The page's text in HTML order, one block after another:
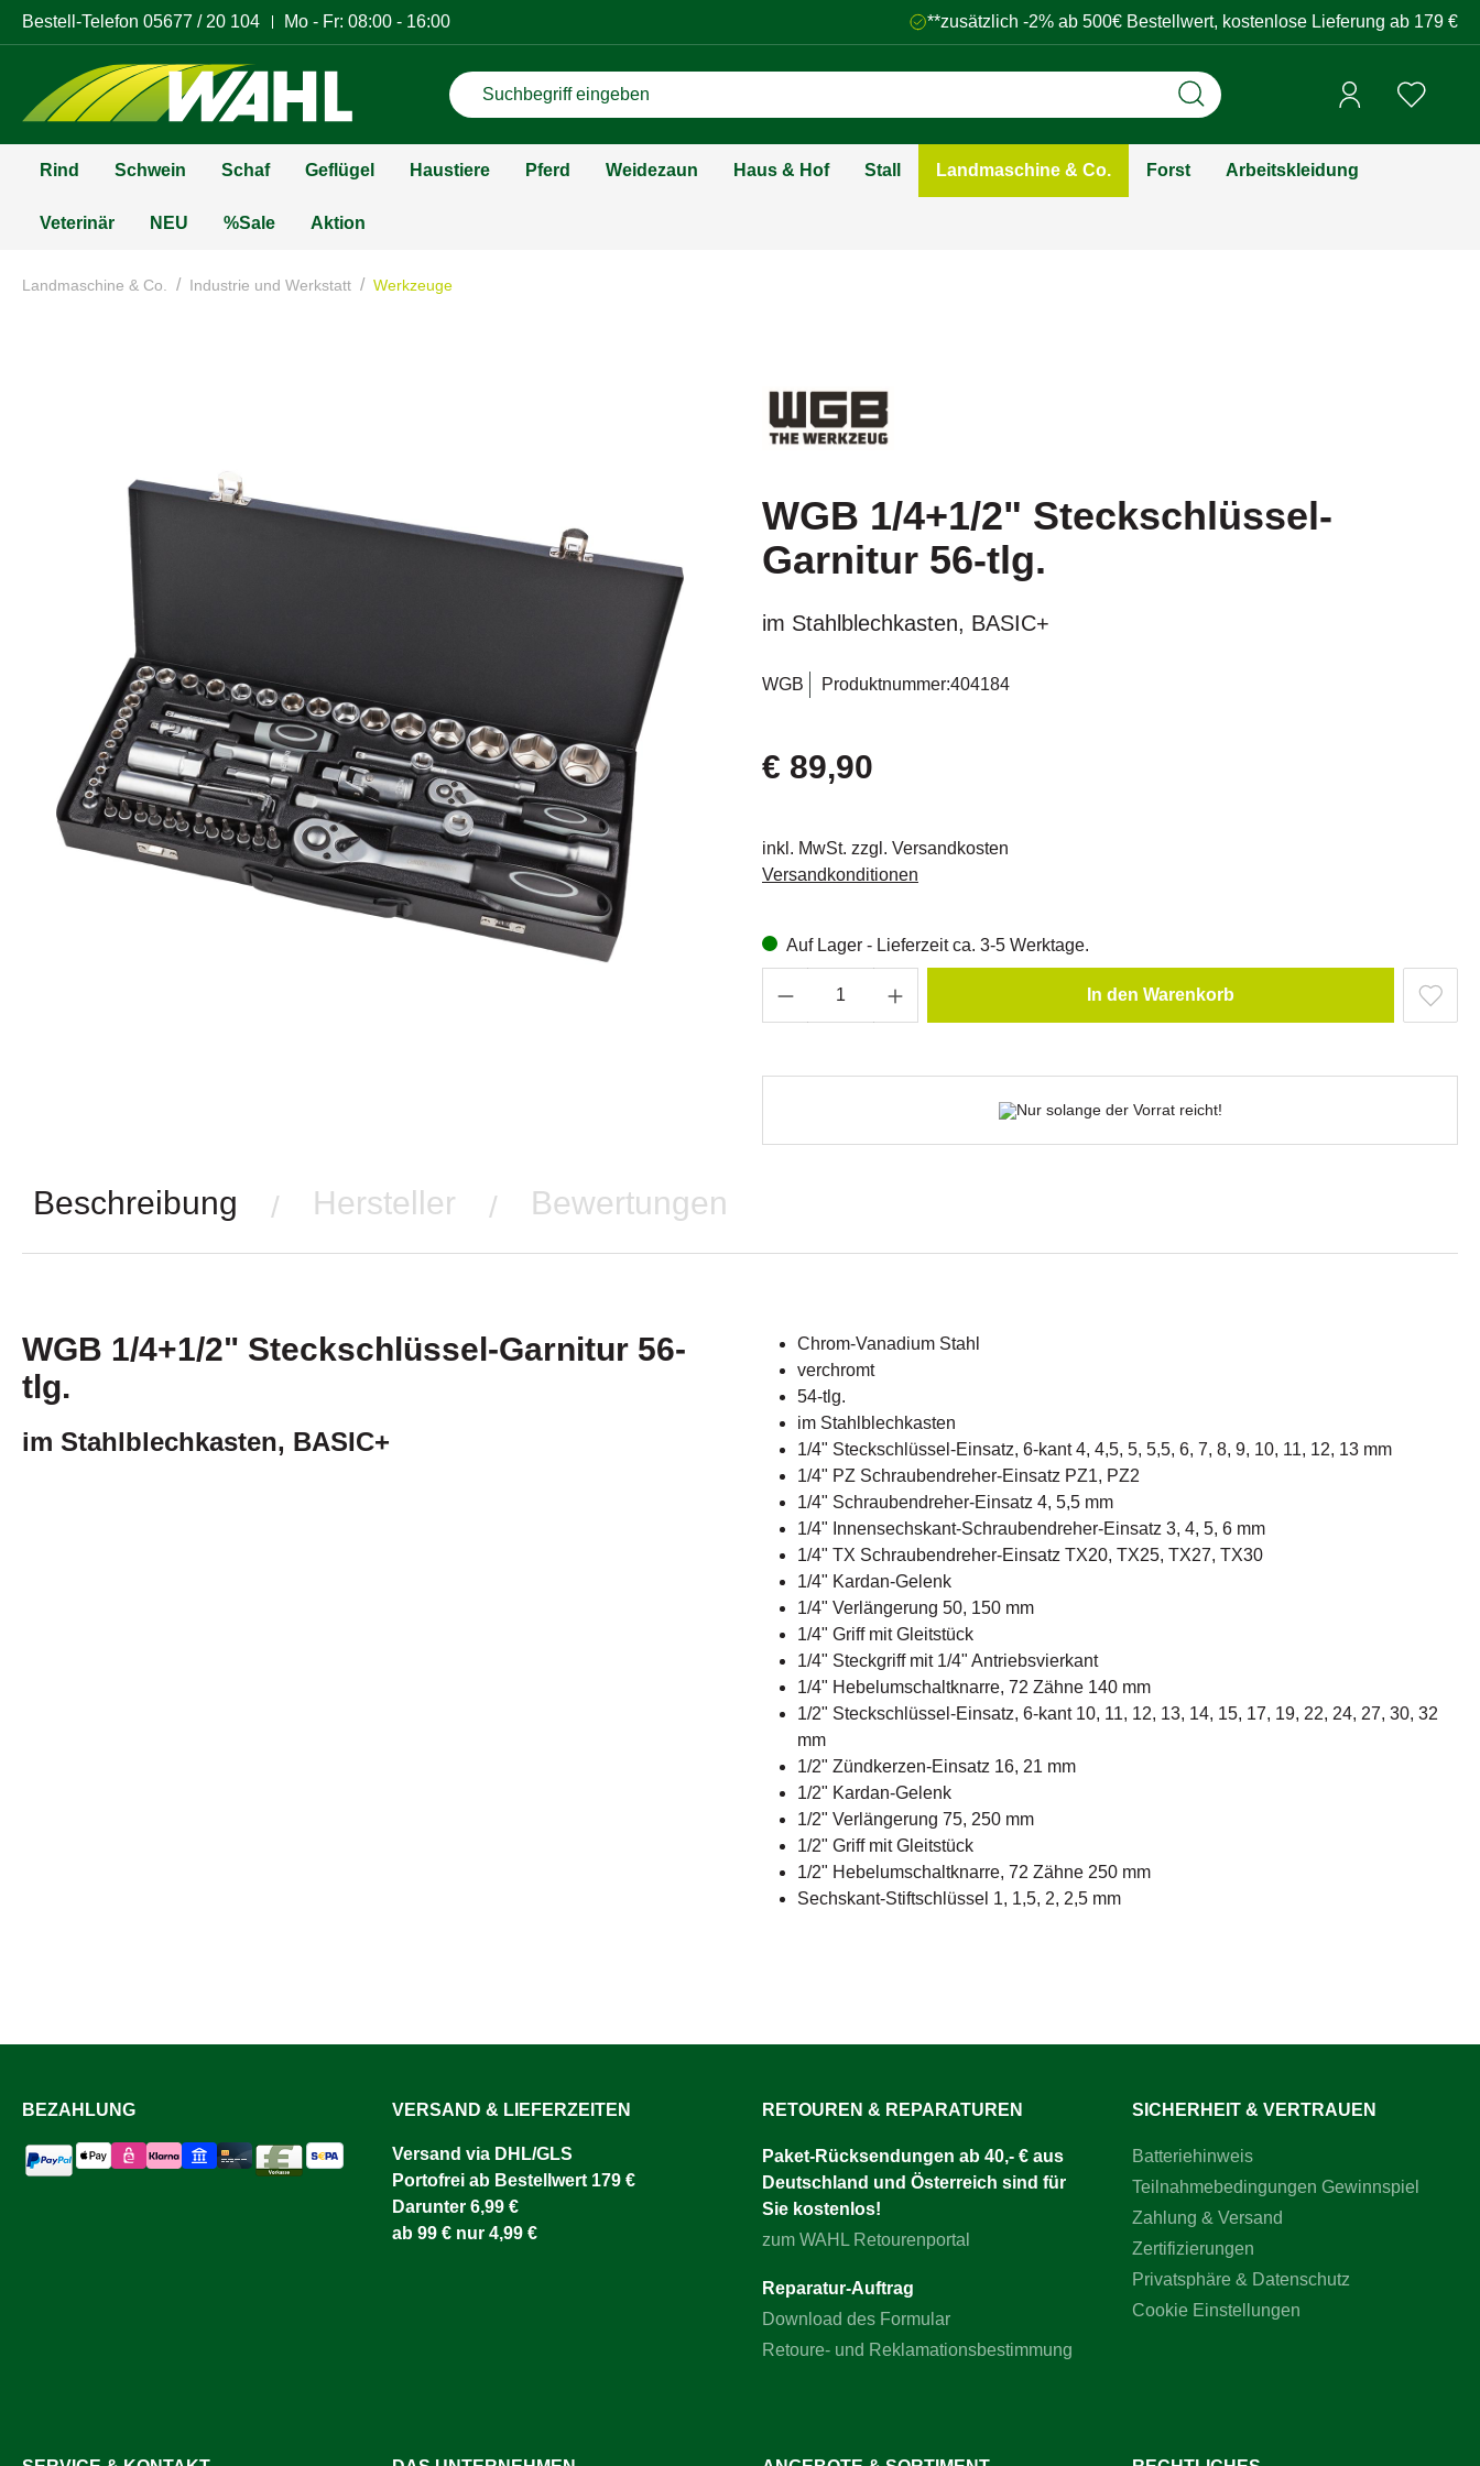
Bestell-Telefon 05677 / 20 104 Mo - Fr: 08:00 - 16:00 **zusätzlich -2% ab 500€ Bestellwert, kostenlose Lieferung ab 179 €
Rind Schwein Schaf Geflügel Haustiere Pferd Weidezaun Haus & Hof Stall Landmaschine & Co. Forst Arbeitskleidung
Veterinär NEU %Sale Aktion
Landmaschine & Co. / Industrie und Werkstatt / Werkzeuge
WGB 1/4+1/2" Steckschlüssel-
Garnitur 56-tlg.
im Stahlblechkasten, BASIC+
WGB Produktnummer:404184
€ 89,90
inkl. MwSt. zzgl. Versandkosten
Versandkonditionen
Auf Lager - Lieferzeit ca. 3-5 Werktage.
In den Warenkorb
Nur solange der Vorrat reicht!
Beschreibung / Hersteller / Bewertungen
WGB 1/4+1/2" Steckschlüssel-Garnitur 56-
tlg.
im Stahlblechkasten, BASIC+
Chrom-Vanadium Stahl
verchromt
54-tlg.
im Stahlblechkasten
1/4" Steckschlüssel-Einsatz, 6-kant 4, 4,5, 5, 5,5, 6, 7, 8, 9, 10, 11, 12, 13 mm
1/4" PZ Schraubendreher-Einsatz PZ1, PZ2
1/4" Schraubendreher-Einsatz 4, 5,5 mm
1/4" Innensechskant-Schraubendreher-Einsatz 3, 4, 5, 6 mm
1/4" TX Schraubendreher-Einsatz TX20, TX25, TX27, TX30
1/4" Kardan-Gelenk
1/4" Verlängerung 50, 150 mm
1/4" Griff mit Gleitstück
1/4" Steckgriff mit 1/4" Antriebsvierkant
1/4" Hebelumschaltknarre, 72 Zähne 140 mm
1/2" Steckschlüssel-Einsatz, 6-kant 10, 11, 12, 13, 14, 15, 17, 19, 22, 24, 27, 30, 32
mm
1/2" Zündkerzen-Einsatz 16, 21 mm
1/2" Kardan-Gelenk
1/2" Verlängerung 75, 250 mm
1/2" Griff mit Gleitstück
1/2" Hebelumschaltknarre, 72 Zähne 250 mm
Sechskant-Stiftschlüssel 1, 1,5, 2, 2,5 mm
BEZAHLUNG VERSAND & LIEFERZEITEN
Versand via DHL/GLS ​
Portofrei ab Bestellwert 179 €
Darunter 6,99 €
ab 99 € nur 4,99 €
RETOUREN & REPARATUREN
Paket-Rücksendungen ab 40,- € aus
Deutschland und Österreich sind für
Sie kostenlos!
zum WAHL Retourenportal
Reparatur-Auftrag
Download des Formular
Retoure- und Reklamationsbestimmung
SICHERHEIT & VERTRAUEN
Batteriehinweis
Teilnahmebedingungen Gewinnspiel
Zahlung & Versand
Zertifizierungen
Privatsphäre & Datenschutz
Cookie Einstellungen